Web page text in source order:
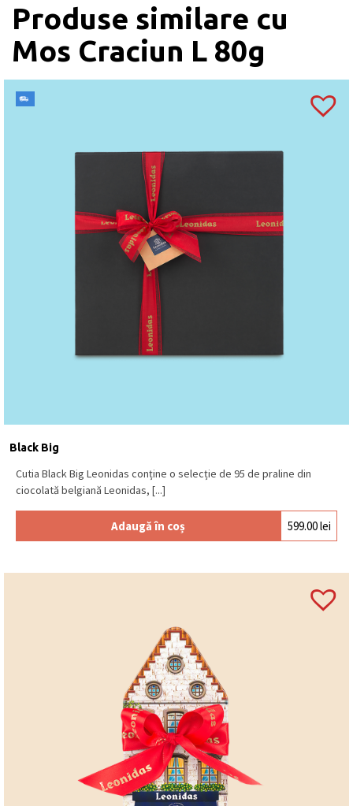
Produse similare cu
Mos Craciun L 80g
Black Big
Cutia Black Big Leonidas conține o selecție de 95 de praline din
ciocolată belgiană Leonidas, [...]
Adaugă în coș 599.00lei